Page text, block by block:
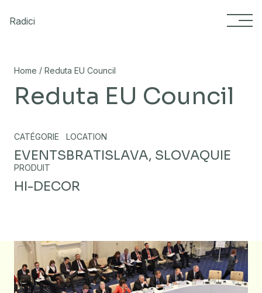
Radici
Home / Reduta EU Council
Reduta EU Council
CATÉGORIE
EVENTS
LOCATION
BRATISLAVA, SLOVAQUIE
PRODUIT
HI-DECOR